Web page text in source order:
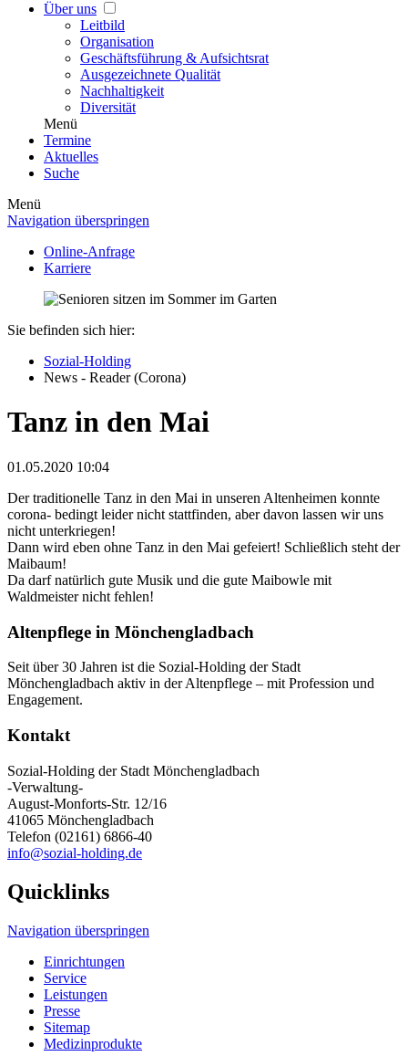
Über uns
Leitbild
Organisation
Geschäftsführung & Aufsichtsrat
Ausgezeichnete Qualität
Nachhaltigkeit
Diversität
Menü
Termine
Aktuelles
Suche
Menü
Navigation überspringen
Online-Anfrage
Karriere
Sie befinden sich hier:
Sozial-Holding
News - Reader (Corona)
Tanz in den Mai
01.05.2020 10:04
Der traditionelle Tanz in den Mai in unseren Altenheimen konnte
corona- bedingt leider nicht stattfinden, aber davon lassen wir uns
nicht unterkriegen!
Dann wird eben ohne Tanz in den Mai gefeiert! Schließlich steht der
Maibaum!
Da darf natürlich gute Musik und die gute Maibowle mit
Waldmeister nicht fehlen!
Altenpflege in Mönchengladbach
Seit über 30 Jahren ist die Sozial-Holding der Stadt
Mönchengladbach aktiv in der Altenpflege – mit Profession und
Engagement.
Kontakt
Sozial-Holding der Stadt Mönchengladbach
-Verwaltung-
August-Monforts-Str. 12/16
41065 Mönchengladbach
Telefon (02161) 6866-40
info@sozial-holding.de
Quicklinks
Navigation überspringen
Einrichtungen
Service
Leistungen
Presse
Sitemap
Medizinprodukte